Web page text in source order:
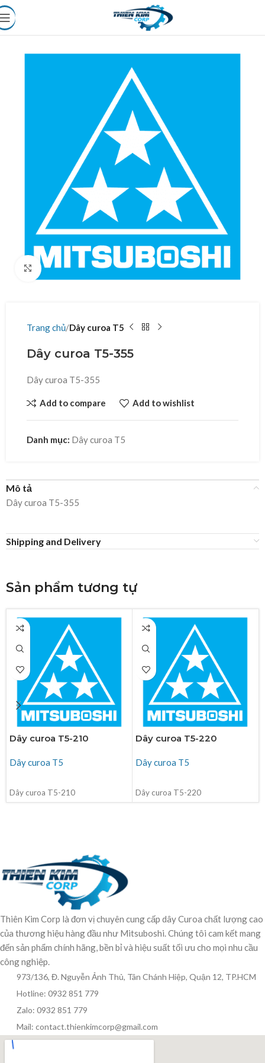
Click to enlarge
Trang chủ Dây curoa T5
Dây curoa T5-355
Dây curoa T5-355
Add to compare Add to wishlist
Danh mục: Dây curoa T5
Mô tả
Dây curoa T5-355
Shipping and Delivery
Sản phẩm tương tự
Dây curoa T5-210
Dây curoa T5
Dây curoa T5-210
Dây curoa T5-220
Dây curoa T5
Dây curoa T5-220
Thiên Kim Corp là đơn vị chuyên cung cấp dây Curoa chất lượng cao
của thương hiệu hàng đầu như Mitsuboshi. Chúng tôi cam kết mang
đến sản phẩm chính hãng, bền bỉ và hiệu suất tối ưu cho mọi nhu cầu
công nghiệp.
973/136, Đ. Nguyễn Ảnh Thủ, Tân Chánh Hiệp, Quận 12, TP.HCM
Hotline: 0932 851 779
Zalo: 0932 851 779
Mail: contact.thienkimcorp@gmail.com